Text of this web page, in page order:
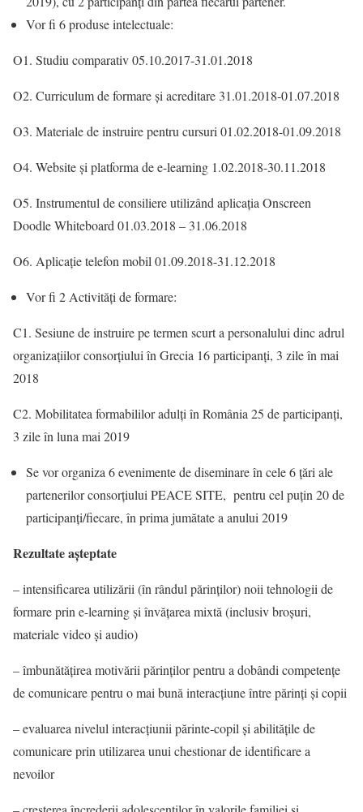
Vor fi 6 produse intelectuale:
O1. Studiu comparativ 05.10.2017-31.01.2018
O2. Curriculum de formare și acreditare 31.01.2018-01.07.2018
O3. Materiale de instruire pentru cursuri 01.02.2018-01.09.2018
O4. Website și platforma de e-learning 1.02.2018-30.11.2018
O5. Instrumentul de consiliere utilizând aplicația Onscreen
Doodle Whiteboard 01.03.2018 – 31.06.2018
O6. Aplicație telefon mobil 01.09.2018-31.12.2018
Vor fi 2 Activități de formare:
C1. Sesiune de instruire pe termen scurt a personalului dinc adrul
organizațiilor consorțiului în Grecia 16 participanți, 3 zile în mai
2018
C2. Mobilitatea formabililor adulți în România 25 de participanți,
3 zile în luna mai 2019
Se vor organiza 6 evenimente de diseminare în cele 6 țări ale
partenerilor consorțiului PEACE SITE, pentru cel puțin 20 de
participanți/fiecare, în prima jumătate a anului 2019
Rezultate așteptate
– intensificarea utilizării (în rândul părinților) noii tehnologii de
formare prin e-learning și învățarea mixtă (inclusiv broșuri,
materiale video și audio)
– îmbunătățirea motivării părinților pentru a dobândi competențe
de comunicare pentru o mai bună interacțiune între părinți și copii
– evaluarea nivelul interacțiunii părinte-copil și abilitățile de
comunicare prin utilizarea unui chestionar de identificare a
nevoilor